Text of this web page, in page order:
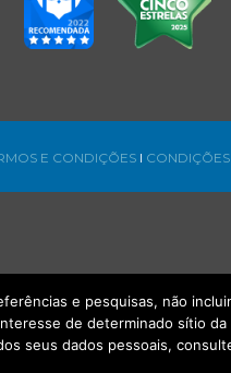
E CONDIÇÕES l
e pesquisas, não
de determinado sítio
seus dados pessoais,